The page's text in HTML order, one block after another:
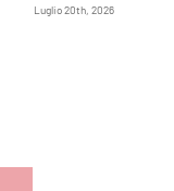
Luglio 20th, 2026